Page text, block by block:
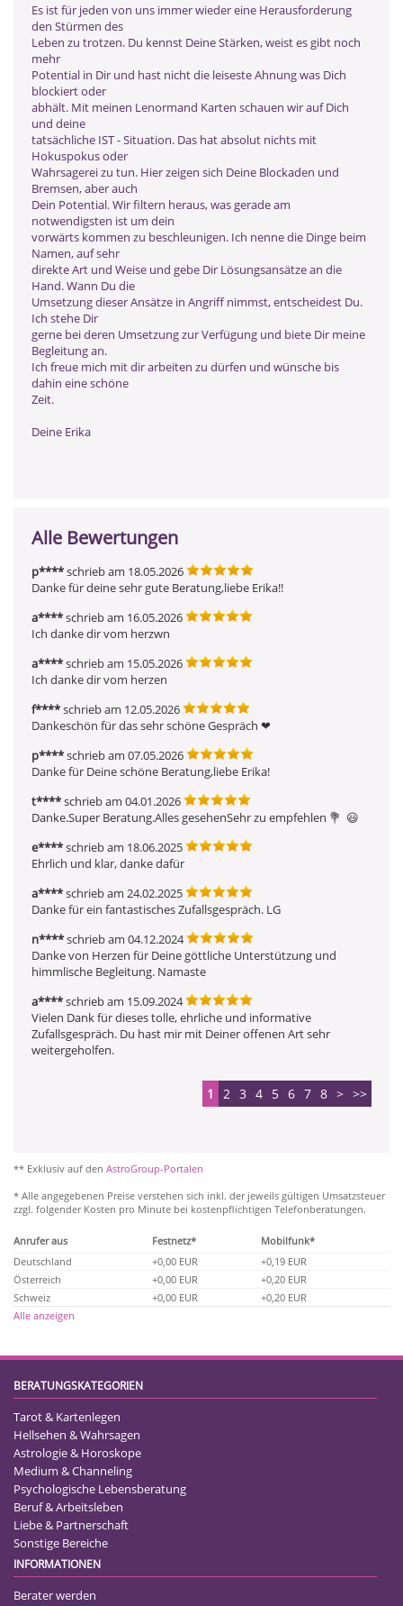
Es ist für jeden von uns immer wieder eine Herausforderung
den Stürmen des
Leben zu trotzen. Du kennst Deine Stärken, weist es gibt noch
mehr
Potential in Dir und hast nicht die leiseste Ahnung was Dich
blockiert oder
abhält. Mit meinen Lenormand Karten schauen wir auf Dich
und deine
tatsächliche IST - Situation. Das hat absolut nichts mit
Hokuspokus oder
Wahrsagerei zu tun. Hier zeigen sich Deine Blockaden und
Bremsen, aber auch
Dein Potential. Wir filtern heraus, was gerade am
notwendigsten ist um dein
vorwärts kommen zu beschleunigen. Ich nenne die Dinge beim
Namen, auf sehr
direkte Art und Weise und gebe Dir Lösungsansätze an die
Hand. Wann Du die
Umsetzung dieser Ansätze in Angriff nimmst, entscheidest Du.
Ich stehe Dir
gerne bei deren Umsetzung zur Verfügung und biete Dir meine
Begleitung an.
Ich freue mich mit dir arbeiten zu dürfen und wünsche bis
dahin eine schöne
Zeit.
Deine Erika
Alle Bewertungen
p****schrieb am 18.05.2026
Danke für deine sehr gute Beratung,liebe Erika!!
a****schrieb am 16.05.2026
Ich danke dir vom herzwn
a****schrieb am 15.05.2026
Ich danke dir vom herzen
f****schrieb am 12.05.2026
Dankeschön für das sehr schöne Gespräch ❤ ️
p****schrieb am 07.05.2026
Danke für Deine schöne Beratung,liebe Erika!
t****schrieb am 04.01.2026
Danke.Super Beratung.Alles gesehenSehr zu empfehlen 💐  😃
e****schrieb am 18.06.2025
Ehrlich und klar, danke dafür
a****schrieb am 24.02.2025
Danke für ein fantastisches Zufallsgespräch. LG
n****schrieb am 04.12.2024
Danke von Herzen für Deine göttliche Unterstützung und
himmlische Begleitung. Namaste
a****schrieb am 15.09.2024
Vielen Dank für dieses tolle, ehrliche und informative
Zufallsgespräch. Du hast mir mit Deiner offenen Art sehr
weitergeholfen.
1 2 3 4 5 6 7 8 > >>
** Exklusiv auf den AstroGroup-Portalen
* Alle angegebenen Preise verstehen sich inkl. der jeweils gültigen Umsatzsteuer
zzgl. folgender Kosten pro Minute bei kostenpflichtigen Telefonberatungen.
Anrufer aus Festnetz*
Mobilfunk*
Deutschland
+0,00 EUR
+0,19 EUR
Österreich
+0,00 EUR
+0,20 EUR
Schweiz
+0,00 EUR
+0,20 EUR
Alle anzeigen
BERATUNGSKATEGORIEN
Tarot & Kartenlegen
Hellsehen & Wahrsagen
Astrologie & Horoskope
Medium & Channeling
Psychologische Lebensberatung
Beruf & Arbeitsleben
Liebe & Partnerschaft
Sonstige Bereiche
INFORMATIONEN
Berater werden